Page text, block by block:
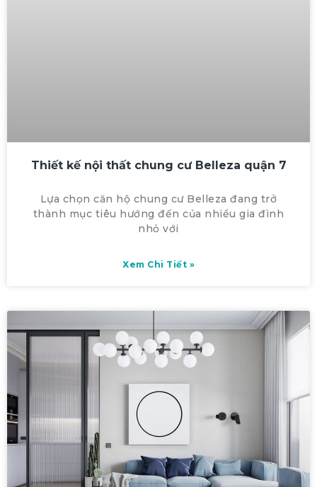
Thiết kế nội thất chung cư Belleza quận 7
Lựa chọn căn hộ chung cư Belleza đang trở
thành mục tiêu hướng đến của nhiều gia đình
nhỏ với
Xem Chi Tiết »